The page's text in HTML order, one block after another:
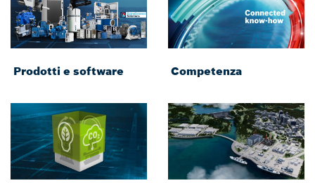
Prodotti e software Competenza